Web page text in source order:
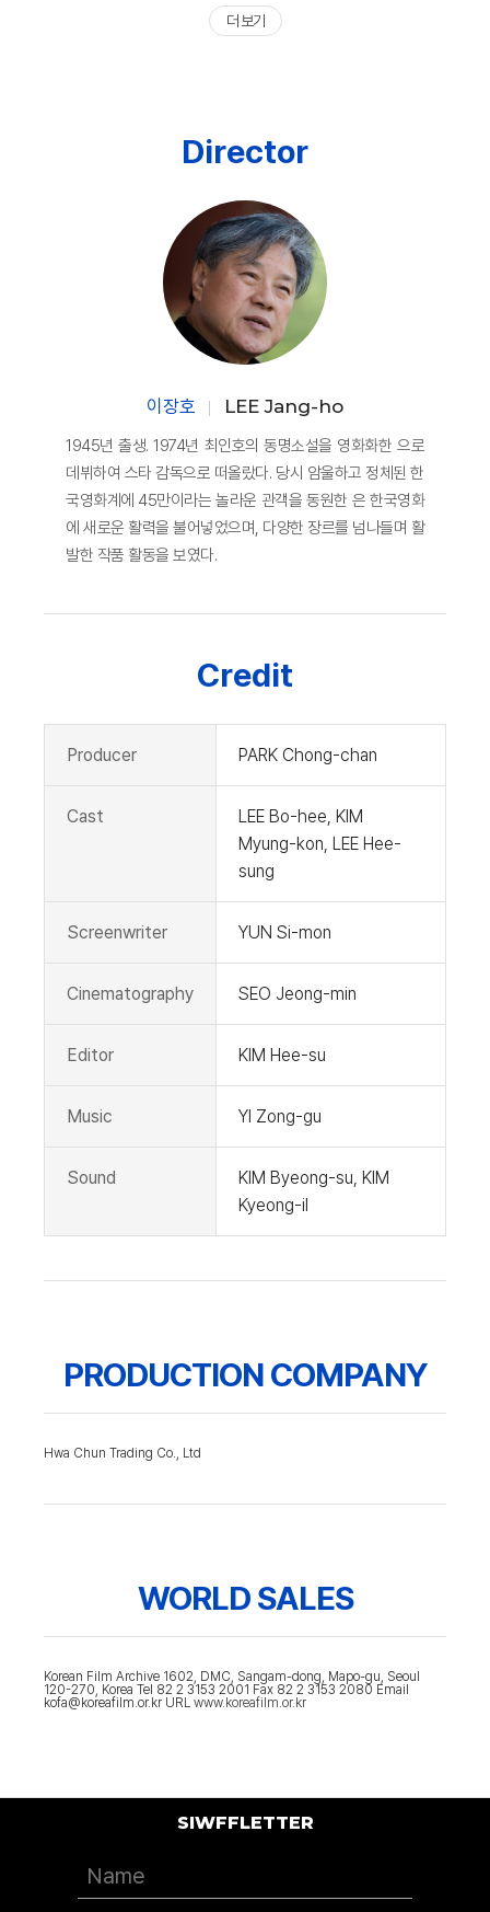
더 보기
Director
이장호 LEE Jang-ho
1945년 출생. 1974년 최인호의 동명소설을 영화화한 으로
데뷔하여 스타 감독으로 떠올랐다. 당시 암울하고 정체된 한
국영화계에 45만이라는 놀라운 관객을 동원한 은 한국영화
에 새로운 활력을 불어넣었으며, 다양한 장르를 넘나들며 활
발한 작품 활동을 보였다.
Credit
Producer PARK Chong-chan
Cast
LEE Bo-hee, KIM
Myung-kon, LEE Hee-
sung
Screenwriter YUN Si-mon
Cinematography SEO Jeong-min
Editor KIM Hee-su
Music YI Zong-gu
Sound
KIM Byeong-su, KIM
Kyeong-il
PRODUCTION COMPANY
Hwa Chun Trading Co., Ltd
WORLD SALES
Korean Film Archive 1602, DMC, Sangam-dong, Mapo-gu, Seoul
120-270, Korea Tel 82 2 3153 2001 Fax 82 2 3153 2080 Email
kofa@koreafilm.or.kr URL www.koreafilm.or.kr
SIWFFLETTER